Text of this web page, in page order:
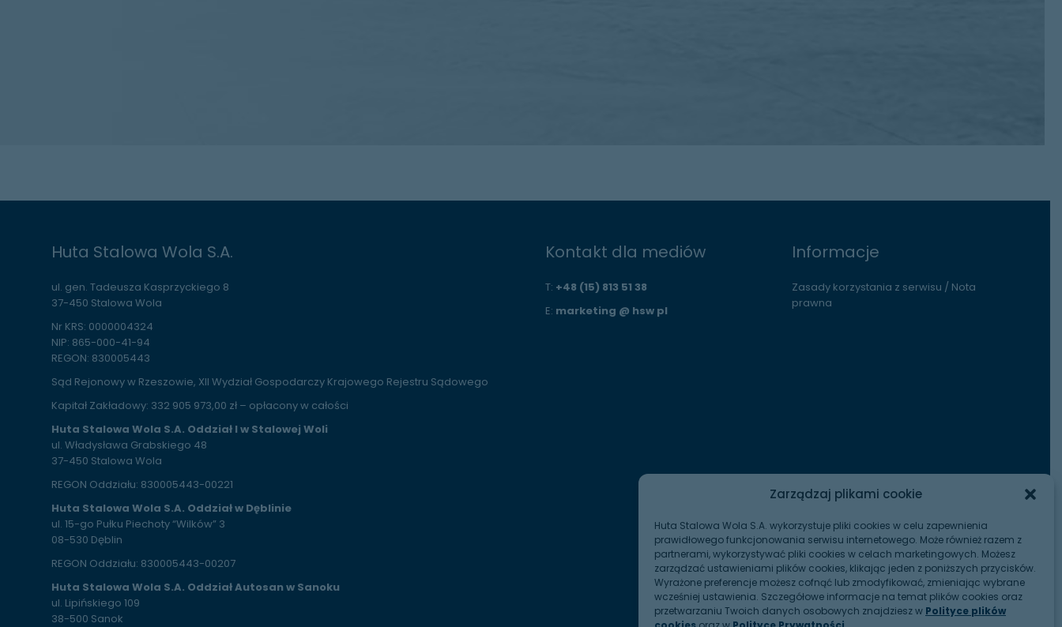
Zarządzaj plikami cookie
Huta Stalowa Wola S.A. wykorzystuje pliki cookies w celu zapewnienia
prawidłowego funkcjonowania serwisu internetowego. Może również razem z
partnerami, wykorzystywać pliki cookies w celach marketingowych. Możesz
zarządzać ustawieniami plików cookies, klikając jeden z poniższych przycisków.
Wyrażone preferencje możesz cofnąć lub zmodyfikować, zmieniając wybrane
wcześniej ustawienia. Szczegółowe informacje na temat plików cookies oraz
przetwarzaniu Twoich danych osobowych znajdziesz w Polityce plików
Huta Stalowa Wola S.A.
ul. gen. Tadeusza Kasprzyckiego 8
37-450 Stalowa Wola
Nr KRS: 0000004324
NIP: 865-000-41-94
REGON: 830005443
Sąd Rejonowy w Rzeszowie, XII Wydział Gospodarczy Krajowego Rejestru Sądowego
Kapitał Zakładowy: 332 905 973,00 zł – opłacony w całości
Huta Stalowa Wola S.A. Oddział I w Stalowej Woli
ul. Władysława Grabskiego 48
37-450 Stalowa Wola
REGON Oddziału: 830005443-00221
Huta Stalowa Wola S.A. Oddział w Dęblinie
ul. 15-go Pułku Piechoty “Wilków” 3
08-530 Dęblin
REGON Oddziału: 830005443-00207
Huta Stalowa Wola S.A. Oddział Autosan w Sanoku
ul. Lipińskiego 109
38-500 Sanok
Kontakt dla mediów
T: +48 (15) 813 51 38
E: marketing @ hsw pl
Informacje
Zasady korzystania z serwisu / Nota
prawna